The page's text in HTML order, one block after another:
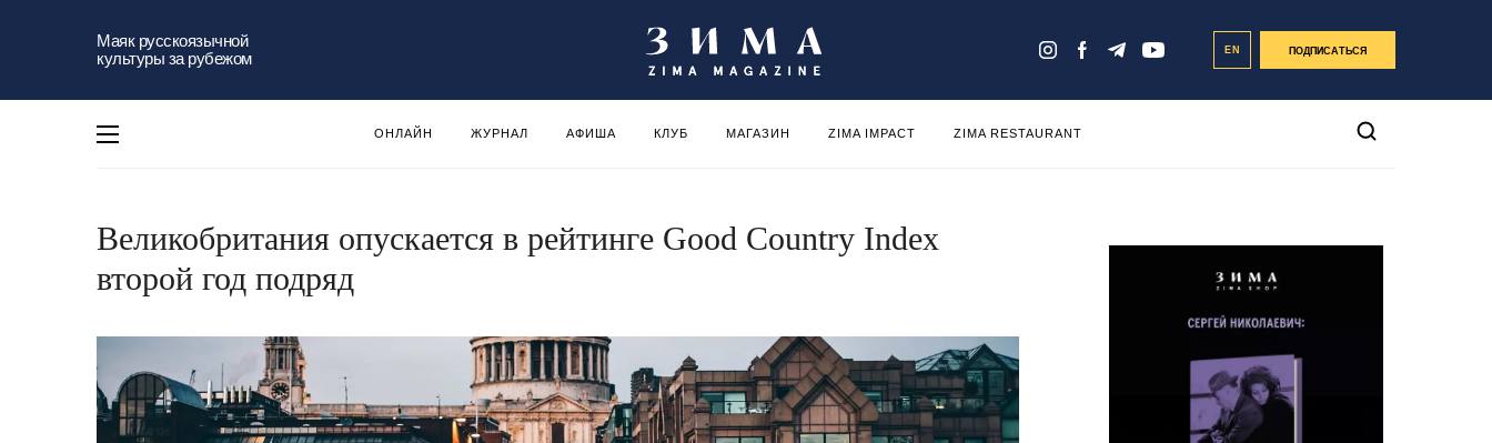
Маяк русскоязычной
культуры за рубежом
EN ПОДПИСАТЬСЯ
ОНЛАЙН ЖУРНАЛ АФИША КЛУБ МАГАЗИН ZIMA IMPACT ZIMA RESTAURANT
Великобритания опускается в рейтинге Good Country Index
второй год подряд